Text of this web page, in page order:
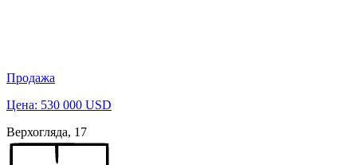
Продажа
Цена: 530 000 USD
Верхогляда, 17